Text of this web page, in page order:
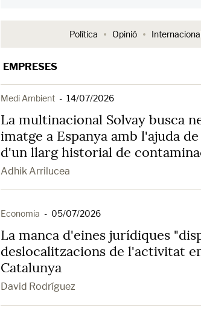
Política Opinió
EMPRESES
Medi Ambient - 14/07/2026
La multinacional Solvay busca
imatge a Espanya amb l'ajuda
d'un llarg historial de
Adhik Arrilucea
Economia - 05/07/2026
La manca d'eines jurídiques
deslocalitzacions de l'activitat
Catalunya
David Rodríguez